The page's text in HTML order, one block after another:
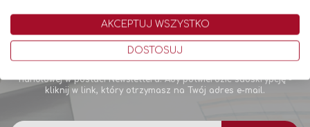
Bądź pierwszym, który dowiaduje się o najnowszych promocjach,
oferowanych produktach oraz wiele więcej!
handlowej w postaci Newslettera. Aby potwierdzić subskrypcję -
kliknij w link, który otrzymasz na Twój adres e-mail.
AKCEPTUJ WSZYSTKO
DOSTOSUJ